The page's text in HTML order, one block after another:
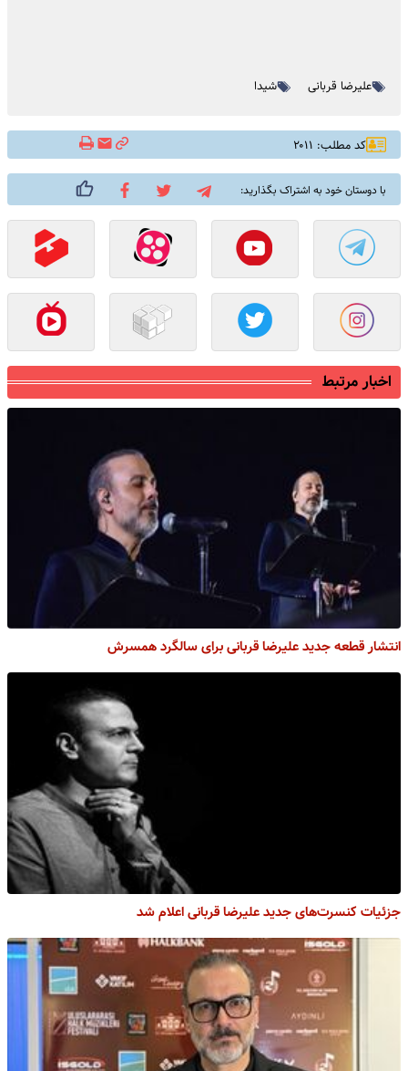
علیرضا قربانی شیدا
کد مطلب: ۲۰۱۱
با دوستان خود به اشتراک بگذارید:
اخبار مرتبط
انتشار قطعه جدید علیرضا قربانی برای سالگرد همسرش
جزئیات کنسرت‌های جدید علیرضا قربانی اعلام شد